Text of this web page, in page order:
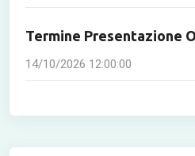
Termine Presentazione
14/10/2026 12:00:00